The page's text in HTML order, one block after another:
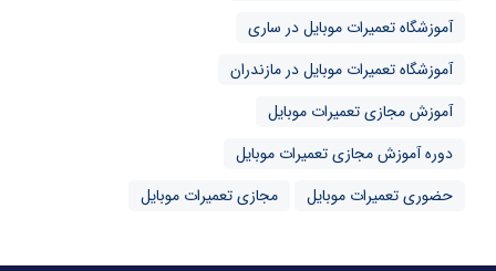
آموزشگاه تعمیرات موبایل در ساری
آموزشگاه تعمیرات موبایل در مازندران
آموزش مجازی تعمیرات موبایل
دوره آموزش مجازی تعمیرات موبایل
حضوری تعمیرات موبایل
مجازی تعمیرات موبایل